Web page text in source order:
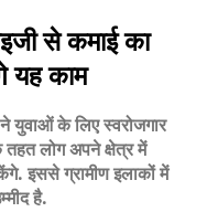
से कमाई का
यह काम
युवाओं के लिए स्वरोजगार
तहत लोग अपने क्षेत्र में
इससे ग्रामीण इलाकों में
है.